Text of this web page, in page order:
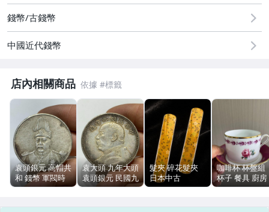
古董、藝術與礦石
居家、家具與園藝
偶像、球員卡與郵幣
女裝與服飾配件
男性精品與服飾
手錶與飾品配件
女包精品與女鞋
錢幣/古錢幣
中國近代錢幣
店內相關商品
袁頭銀元 高帽共
和 錢幣 軍閥時
期 綠鏽包漿 標
袁大頭 九年大頭
袁頭銀元 民國九
年 傳世包漿 標
髮夾 碎花髮夾
日本中古
vintage 樹脂 清
咖啡杯 杯盤組
杯子 餐具 廚房
用品